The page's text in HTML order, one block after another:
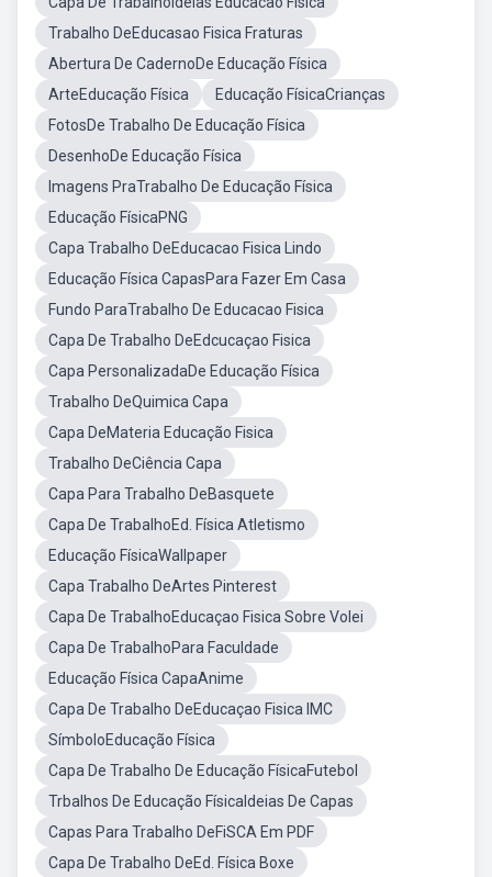
Trabalho DeEducasao Fisica Fraturas
Abertura De CadernoDe Educação Física
ArteEducação Física
Educação FísicaCrianças
FotosDe Trabalho De Educação Física
DesenhoDe Educação Física
Imagens PraTrabalho De Educação Física
Educação FísicaPNG
Capa Trabalho DeEducacao Fisica Lindo
Educação Física CapasPara Fazer Em Casa
Fundo ParaTrabalho De Educacao Fisica
Capa De Trabalho DeEdcucaçao Fisica
Capa PersonalizadaDe Educação Física
Trabalho DeQuimica Capa
Capa DeMateria Educação Fisica
Trabalho DeCiência Capa
Capa Para Trabalho DeBasquete
Capa De TrabalhoEd. Física Atletismo
Educação FísicaWallpaper
Capa Trabalho DeArtes Pinterest
Capa De TrabalhoEducaçao Fisica Sobre Volei
Capa De TrabalhoPara Faculdade
Educação Física CapaAnime
Capa De Trabalho DeEducaçao Fisica IMC
SímboloEducação Física
Capa De Trabalho De Educação FísicaFutebol
Trbalhos De Educação FísicaIdeias De Capas
Capas Para Trabalho DeFiSCA Em PDF
Capa De Trabalho DeEd. Física Boxe